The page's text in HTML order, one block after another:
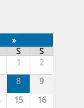
»
S
S
1
2
8
9
15
16